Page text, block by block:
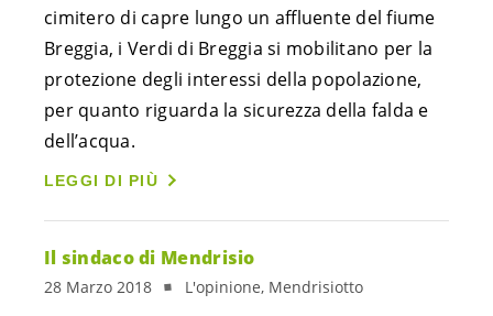
cimitero di capre lungo un affluente del fiume
Breggia, i Verdi di Breggia si mobilitano per la
protezione degli interessi della popolazione,
per quanto riguarda la sicurezza della falda e
dell’acqua.
LEGGI DI PIÙ
Il sindaco di Mendrisio
28 Marzo 2018 L'opinione, Mendrisiotto